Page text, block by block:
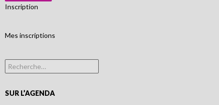
Inscription
Mes inscriptions
Rechercher :
SUR L’AGENDA